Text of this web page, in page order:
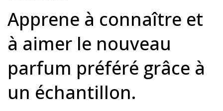
Apprene à connaître et
à aimer le nouveau
parfum préféré grâce à
un échantillon.